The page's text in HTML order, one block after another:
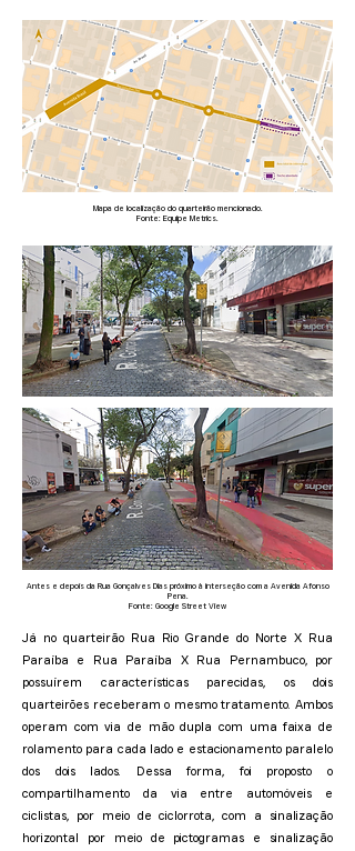
Mapa de localização do quarteirão mencionado.
Fonte: Equipe Metrics.
Antes e depois da Rua Gonçalves Dias próximo à interseção com a Avenida Afonso
Pena.
Fonte: Google Street View
Já no quarteirão Rua Rio Grande do Norte X Rua
Paraíba e Rua Paraíba X Rua Pernambuco, por
possuírem características parecidas, os dois
quarteirões receberam o mesmo tratamento. Ambos
operam com via de mão dupla com uma faixa de
rolamento para cada lado e estacionamento paralelo
dos dois lados. Dessa forma, foi proposto o
compartilhamento da via entre automóveis e
ciclistas, por meio de ciclorrota, com a sinalização
horizontal por meio de pictogramas e sinalização